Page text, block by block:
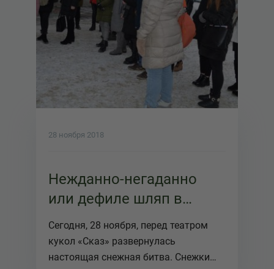
28 ноября 2018
Нежданно-негаданно
или дефиле шляп в
театре кукол
Сегодня, 28 ноября, перед театром
кукол «Сказ» развернулась
настоящая снежная битва. Снежки